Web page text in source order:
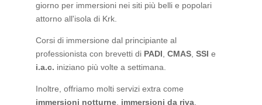
giorno per immersioni nei siti più belli e popolari
attorno all'isola di Krk.
Corsi di immersione dal principiante al
professionista con brevetti di PADI CMAS, SSI e
i.a.c. iniziano più volte a settimana.
Inoltre, offriamo molti servizi extra come
immersioni notturne, immersioni da riva,